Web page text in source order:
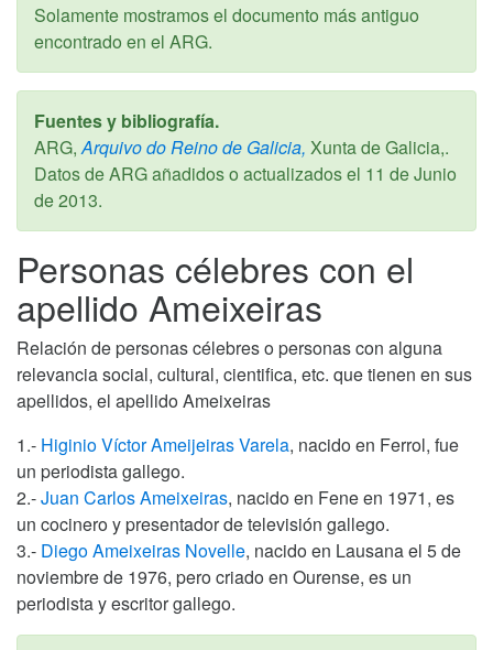
Solamente mostramos el documento más antiguo
encontrado en el ARG.
Fuentes y bibliografía.
ARG, Arquivo do Reino de Galicia, Xunta de Galicia,.
Datos de ARG añadidos o actualizados el 11 de Junio
de 2013.
Personas célebres con el
apellido Ameixeiras
Relación de personas célebres o personas con alguna
relevancia social, cultural, cientifica, etc. que tienen en sus
apellidos, el apellido Ameixeiras
1.- Higinio Víctor Ameijeiras Varela, nacido en Ferrol, fue
un periodista gallego.
2.-Juan Carlos Ameixeiras, nacido en Fene en 1971, es
un cocinero y presentador de televisión gallego.
3.- Diego Ameixeiras Novelle, nacido en Lausana el 5 de
noviembre de 1976, pero criado en Ourense, es un
periodista y escritor gallego.